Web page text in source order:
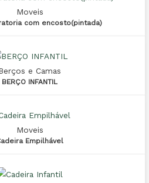
Moveis
com encosto(pintada)
e Camas
BERÇO INFANTIL
Moveis
Empilhável